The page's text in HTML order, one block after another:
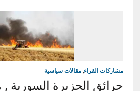
مشاركات القراء مقالات سياسية
حرائق الجزيرة السورية